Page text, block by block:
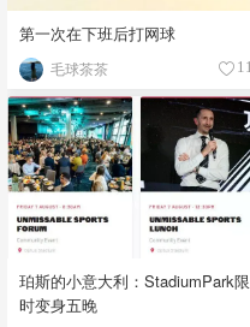
第一次在下班后打网球
毛球茶茶 11
珀斯的小意大利：StadiumPark限
时变身五晚